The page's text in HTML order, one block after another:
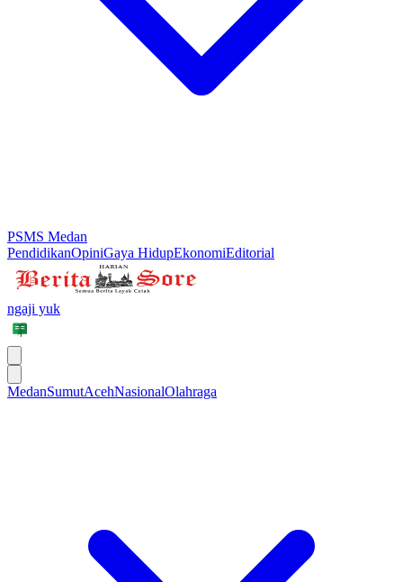
PSMS Medan
PendidikanOpiniGaya HidupEkonomiEditorial
ngaji yuk
MedanSumutAcehNasionalOlahraga